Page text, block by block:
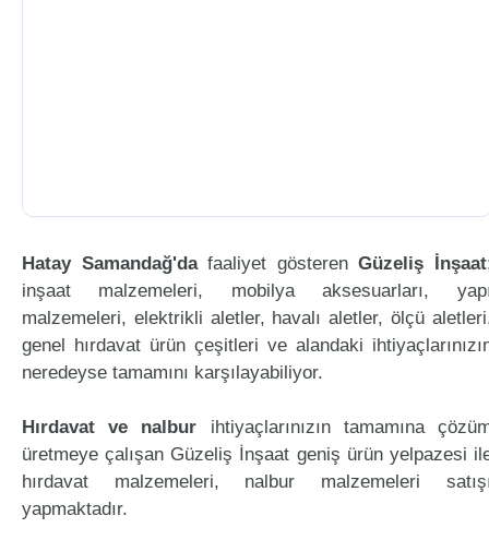
Hatay Samandağ'dafaaliyet gösterenGüzeliş İnşaat
inşaat malzemeleri, mobilya aksesuarları,
malzemeleri, elektrikli aletler, havalı aletler, ölçü
genel hırdavat ürün çeşitleri ve alandaki
neredeyse tamamını karşılayabiliyor.
Hırdavat ve nalbur ihtiyaçlarınızın tamamına
üretmeye çalışan Güzeliş İnşaat geniş ürün yelpazesi
hırdavat malzemeleri, nalbur malzemeleri
yapmaktadır.